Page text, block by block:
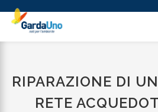
Gardauno
Spa
RIPARAZIONE DI
RETE